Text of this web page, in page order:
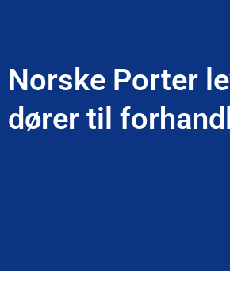
Norske Porter
dører til